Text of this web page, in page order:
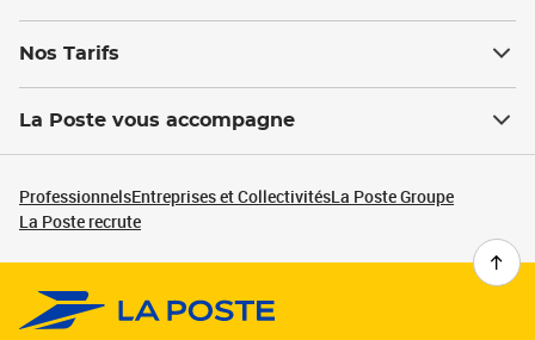
Nos Tarifs
La Poste vous accompagne
ProfessionnelsEntreprises et CollectivitésLa Poste Groupe
La Poste recrute